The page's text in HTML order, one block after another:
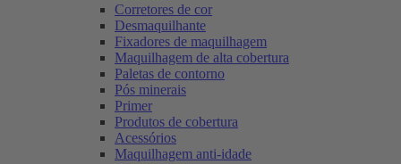
Corretores de cor
Desmaquilhante
Fixadores de maquilhagem
Maquilhagem de alta cobertura
Paletas de contorno
Pós minerais
Primer
Produtos de cobertura
Acessórios
Maquilhagem anti-idade